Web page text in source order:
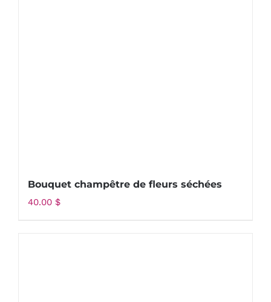
Bouquet champêtre de fleurs séchées
40.00 $